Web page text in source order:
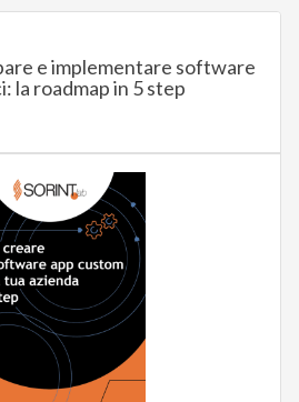
e implementare software
la roadmap in 5 step